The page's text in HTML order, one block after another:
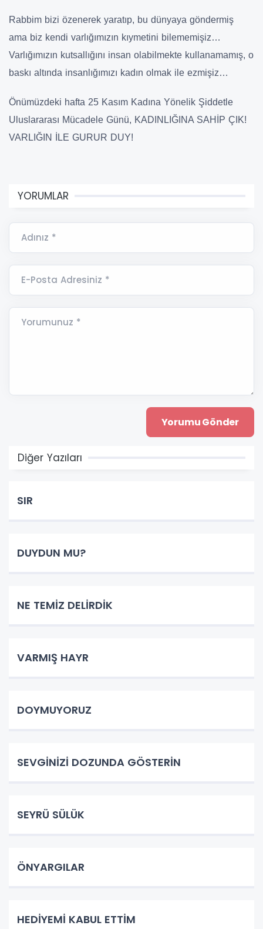
Rabbim bizi özenerek yaratıp, bu dünyaya göndermiş
ama biz kendi varlığımızın kıymetini bilememişiz…
Varlığımızın kutsallığını insan olabilmekte kullanamamış, o
baskı altında insanlığımızı kadın olmak ile ezmişiz…
Önümüzdeki hafta 25 Kasım Kadına Yönelik Şiddetle
Uluslararası Mücadele Günü, KADINLIĞINA SAHİP ÇIK!
VARLIĞIN İLE GURUR DUY!
YORUMLAR
Adınız *
E-Posta Adresiniz *
Yorumunuz *
Diğer Yazıları
SIR
DUYDUN MU?
NE TEMİZ DELİRDİK
VARMIŞ HAYR
DOYMUYORUZ
SEVGİNİZİ DOZUNDA GÖSTERİN
SEYRÜ SÜLÜK
ÖNYARGILAR
HEDİYEMİ KABUL ETTİM